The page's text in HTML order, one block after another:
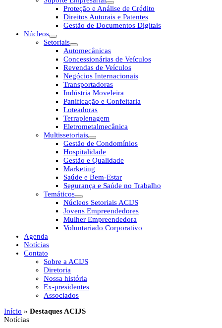
Proteção e Análise de Crédito
Direitos Autorais e Patentes
Gestão de Documentos Digitais
Núcleos
Setoriais
Automecânicas
Concessionárias de Veículos
Revendas de Veículos
Negócios Internacionais
Transportadoras
Indústria Moveleira
Panificação e Confeitaria
Loteadoras
Terraplenagem
Eletrometalmecânica
Multissetoriais
Gestão de Condomínios
Hospitalidade
Gestão e Qualidade
Marketing
Saúde e Bem-Estar
Segurança e Saúde no Trabalho
Temáticos
Núcleos Setoriais ACIJS
Jovens Empreendedores
Mulher Empreendedora
Voluntariado Corporativo
Agenda
Notícias
Contato
Sobre a ACIJS
Diretoria
Nossa história
Ex-presidentes
Associados
Início » Destaques ACIJS
Notícias